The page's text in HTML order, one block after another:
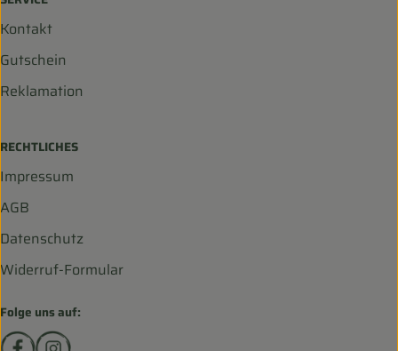
Kontakt
Gutschein
Reklamation
RECHTLICHES
Impressum
AGB
Datenschutz
Widerruf-Formular
Folge uns auf:
Externer Link zu https://www.facebook.com/
Externer Link zu https://www.instagram.com/